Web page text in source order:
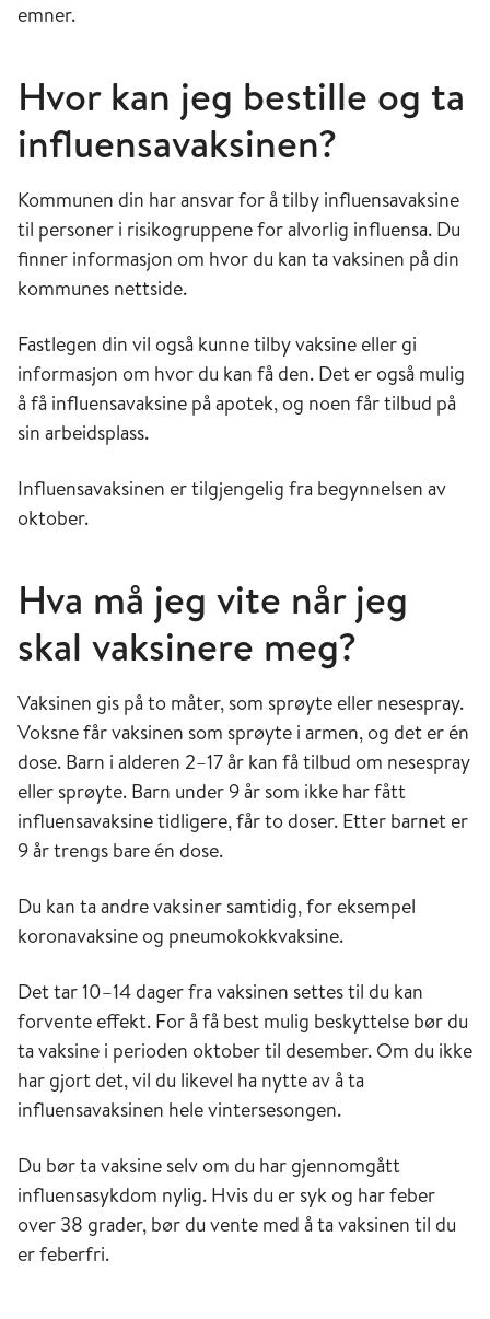
emner.
Hvor kan jeg bestille og ta
influensavaksinen?
Kommunen din har ansvar for å tilby influensavaksine
til personer i risikogruppene for alvorlig influensa. Du
finner informasjon om hvor du kan ta vaksinen på din
kommunes nettside.
Fastlegen din vil også kunne tilby vaksine eller gi
informasjon om hvor du kan få den. Det er også mulig
å få influensavaksine på apotek, og noen får tilbud på
sin arbeidsplass.
Influensavaksinen er tilgjengelig fra begynnelsen av
oktober.
Hva må jeg vite når jeg
skal vaksinere meg?
Vaksinen gis på to måter, som sprøyte eller nesespray.
Voksne får vaksinen som sprøyte i armen, og det er én
dose. Barn i alderen 2–17 år kan få tilbud om nesespray
eller sprøyte. Barn under 9 år som ikke har fått
influensavaksine tidligere, får to doser. Etter barnet er
9 år trengs bare én dose.
Du kan ta andre vaksiner samtidig, for eksempel
koronavaksine og pneumokokkvaksine.
Det tar 10–14 dager fra vaksinen settes til du kan
forvente effekt. For å få best mulig beskyttelse bør du
ta vaksine i perioden oktober til desember. Om du ikke
har gjort det, vil du likevel ha nytte av å ta
influensavaksinen hele vintersesongen.
Du bør ta vaksine selv om du har gjennomgått
influensasykdom nylig. Hvis du er syk og har feber
over 38 grader, bør du vente med å ta vaksinen til du
er feberfri.